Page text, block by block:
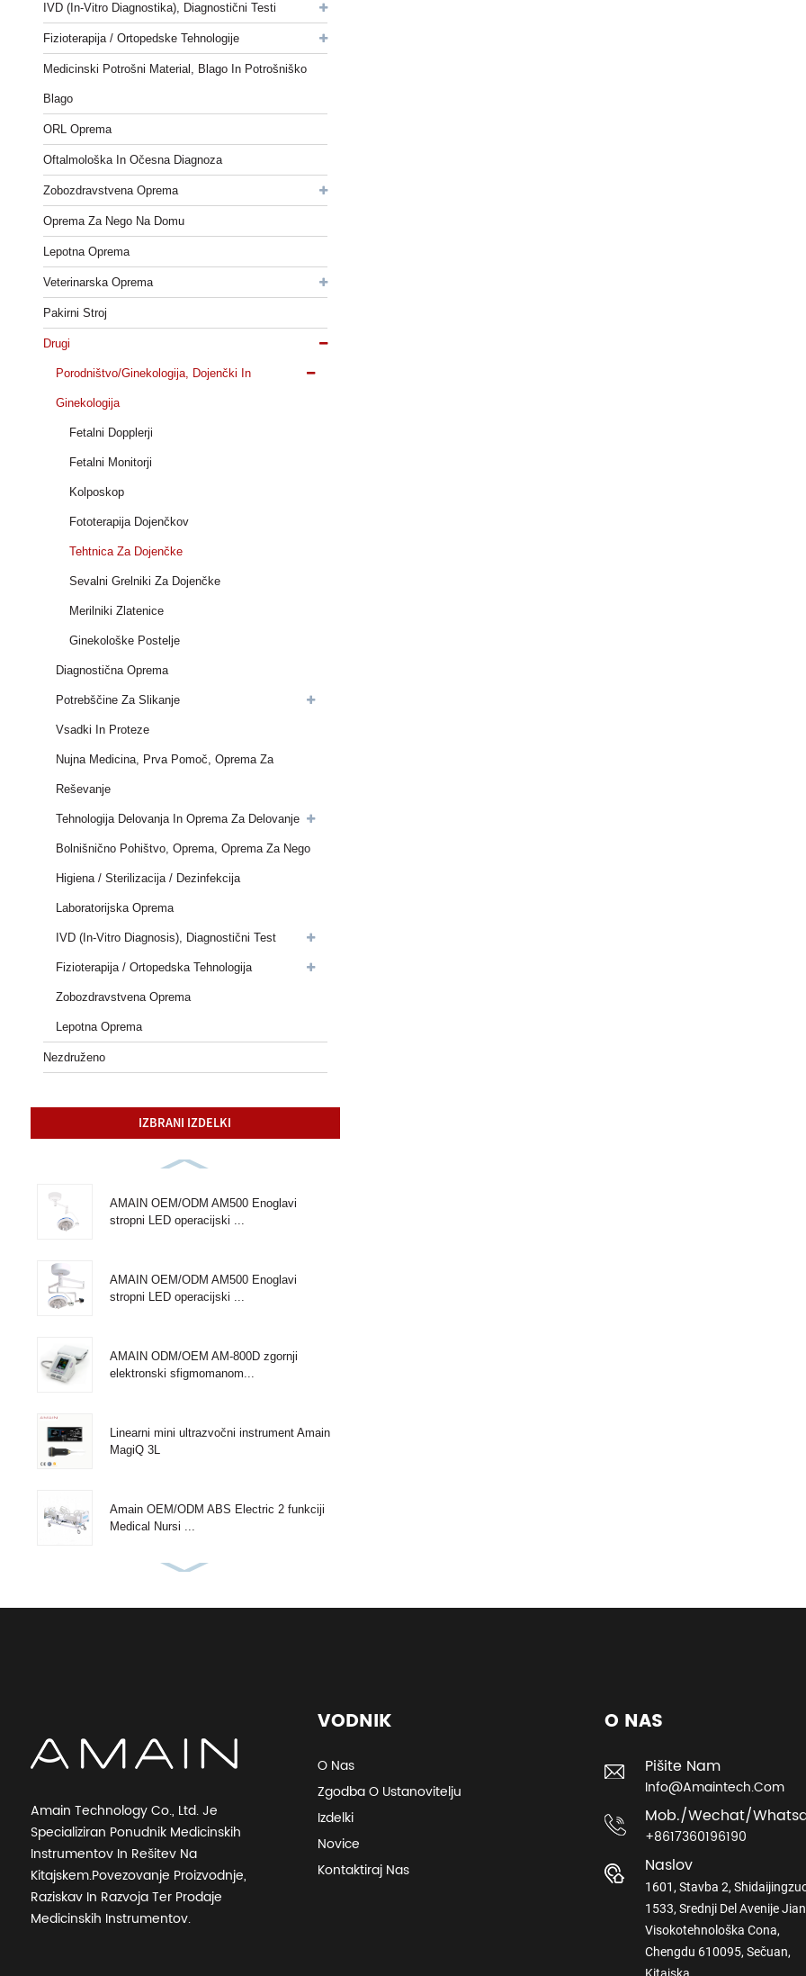
IVD (in-Vitro Diagnostika), Diagnostični Testi
Fizioterapija / Ortopedske Tehnologije
Medicinski Potrošni Material, Blago In Potrošniško
Blago
ORL Oprema
Oftalmološka In Očesna Diagnoza
Zobozdravstvena Oprema
Oprema Za Nego Na Domu
Lepotna Oprema
Veterinarska Oprema
Pakirni Stroj
Drugi
Porodništvo/ginekologija, Dojenčki In
Ginekologija
Fetalni Dopplerji
Fetalni Monitorji
Kolposkop
Fototerapija Dojenčkov
Tehtnica Za Dojenčke
Sevalni Grelniki Za Dojenčke
Merilniki Zlatenice
Ginekološke Postelje
Diagnostična Oprema
Potrebščine Za Slikanje
Vsadki In Proteze
Nujna Medicina, Prva Pomoč, Oprema Za
Reševanje
Tehnologija Delovanja In Oprema Za Delovanje
Bolnišnično Pohištvo, Oprema, Oprema Za Nego
Higiena / Sterilizacija / Dezinfekcija
Laboratorijska Oprema
IVD (In-Vitro Diagnosis), Diagnostični Test
Fizioterapija / Ortopedska Tehnologija
Zobozdravstvena Oprema
Lepotna Oprema
Nezdruženo
IZBRANI IZDELKI
AMAIN OEM/ODM AM500 Enoglavi
stropni LED operacijski ...
AMAIN OEM/ODM AM500 Enoglavi
stropni LED operacijski ...
AMAIN ODM/OEM AM-800D zgornji
elektronski sfigmomanom...
Linearni mini ultrazvočni instrument Amain
MagiQ 3L
Amain OEM/ODM ABS Electric 2 funkciji
Medical Nursi ...
Amain OEM/ODM poceni ročna bolniška
postelja z 2 ročicami
Nevidna kaseta za hitri test AMDH47B
Visoko natančen antigen kombinirani hitri
test AMDH46B
Amain Technology Co., Ltd. Je
Specializiran Ponudnik Medicinskih
Instrumentov In Rešitev Na
Kitajskem.Povezovanje Proizvodnje,
Raziskav In Razvoja Ter Prodaje
Medicinskih Instrumentov.
VODNIK
O Nas
Zgodba O Ustanovitelju
Izdelki
Novice
Kontaktiraj Nas
O NAS
Pišite Nam
Info@amaintech.com
Mob./wechat/
+8617360196190
Naslov
1601, Stavba 2,
1533, Srednji Del Avenije
Visokotehnološka Cona,
Chengdu 610095, Sečuan,